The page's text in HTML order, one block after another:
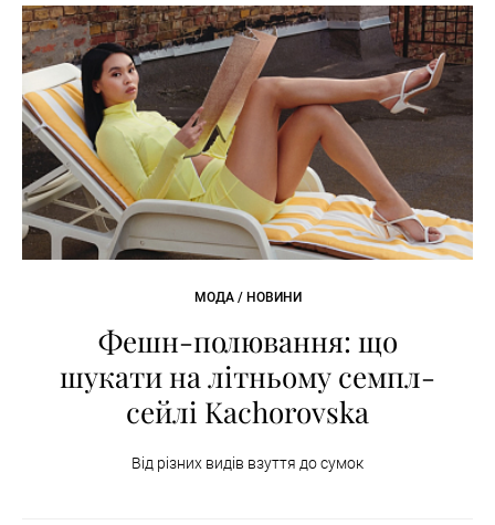
МОДА / НОВИНИ
Фешн-полювання: що
шукати на літньому семпл-
сейлі Kachorovska
Від різних видів взуття до сумок